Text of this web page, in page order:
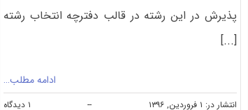
پذیرش در این رشته در قالب دفترچه انتخاب رشته
[...]
ادامه مطلب…
انتشار در: ۱ فروردین, ۱۳۹۶ -- ۱ دیدگاه
on